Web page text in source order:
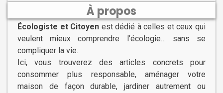
À propos
Écologiste et Citoyen est dédié à celles et ceux qui
veulent mieux comprendre l’écologie… sans se
compliquer la vie.
Ici, vous trouverez des articles concrets pour
consommer plus responsable, aménager votre
maison de façon durable, jardiner autrement ou